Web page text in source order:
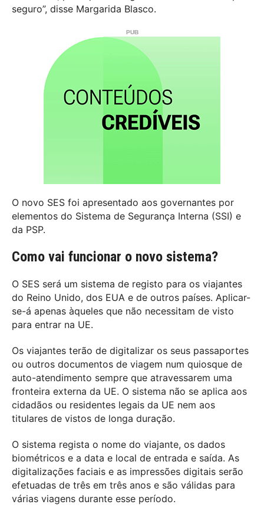
seguro”, disse Margarida Blasco.
O novo SES foi apresentado aos governantes por
elementos do Sistema de Segurança Interna (SSI) e
da PSP.
Como vai funcionar o novo sistema?
O SES será um sistema de registo para os viajantes
do Reino Unido, dos EUA e de outros países. Aplicar-
se-á apenas àqueles que não necessitam de visto
para entrar na UE.
Os viajantes terão de digitalizar os seus passaportes
ou outros documentos de viagem num quiosque de
auto-atendimento sempre que atravessarem uma
fronteira externa da UE. O sistema não se aplica aos
cidadãos ou residentes legais da UE nem aos
titulares de vistos de longa duração.
O sistema regista o nome do viajante, os dados
biométricos e a data e local de entrada e saída. As
digitalizações faciais e as impressões digitais serão
efetuadas de três em três anos e são válidas para
várias viagens durante esse período.